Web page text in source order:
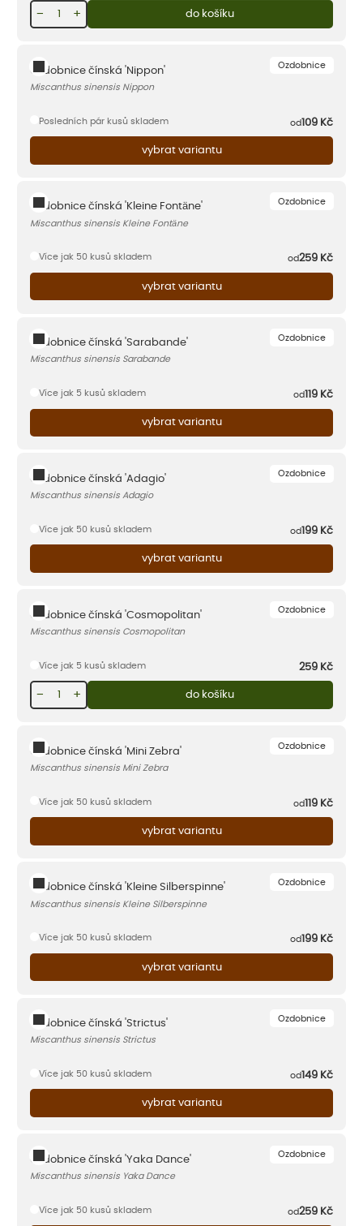
+
− do košíku
Ozdobnice
Ozdobnice čínská 'Nippon'
Miscanthus sinensis Nippon
Posledních pár kusů skladem od109 Kč
vybrat variantu
Ozdobnice
Ozdobnice čínská 'Kleine Fontäne'
Miscanthus sinensis Kleine Fontäne
Více jak 50 kusů skladem od259 Kč
vybrat variantu
Ozdobnice
Ozdobnice čínská 'Sarabande'
Miscanthus sinensis Sarabande
Více jak 5 kusů skladem od 119 Kč
vybrat variantu
Ozdobnice
Ozdobnice čínská 'Adagio'
Miscanthus sinensis Adagio
Více jak 50 kusů skladem od199 Kč
vybrat variantu
Ozdobnice
Ozdobnice čínská 'Cosmopolitan'
Miscanthus sinensis Cosmopolitan
Více jak 5 kusů skladem 259 Kč
+
− do košíku
Ozdobnice
Ozdobnice čínská 'Mini Zebra'
Miscanthus sinensis Mini Zebra
Více jak 50 kusů skladem od119 Kč
vybrat variantu
Ozdobnice
Ozdobnice čínská 'Kleine Silberspinne'
Miscanthus sinensis Kleine Silberspinne
Více jak 50 kusů skladem od 199 Kč
vybrat variantu
Ozdobnice
Ozdobnice čínská 'Strictus'
Miscanthus sinensis Strictus
Více jak 50 kusů skladem od 149 Kč
vybrat variantu
Ozdobnice
Ozdobnice čínská 'Yaka Dance'
Miscanthus sinensis Yaka Dance
Více jak 50 kusů skladem od259 Kč